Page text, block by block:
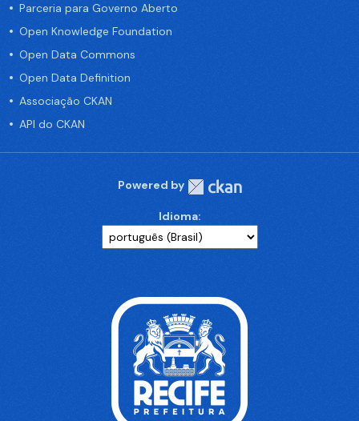
Parceria para Governo Aberto
Open Knowledge Foundation
Open Data Commons
Open Data Definition
Associação CKAN
API do CKAN
Powered by
Idioma